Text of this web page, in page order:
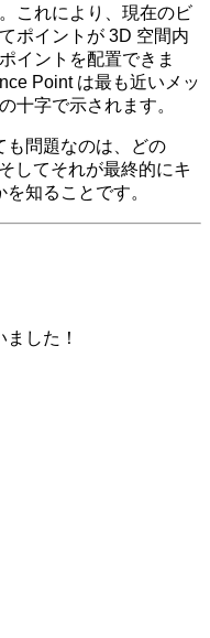
これにより、現在のビ
ポイントが 3D 空間内
イントを配置できま
Point は最も近いメッ
十字で示されます。
も問題なのは、どの
してそれが最終的にキ
知ることです。
した！